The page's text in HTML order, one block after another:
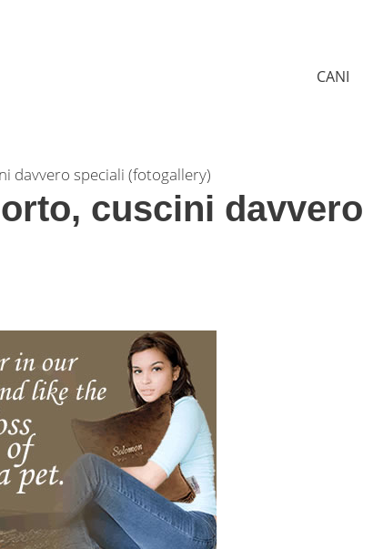
CANI
davvero speciali (fotogallery)
cuscini davvero